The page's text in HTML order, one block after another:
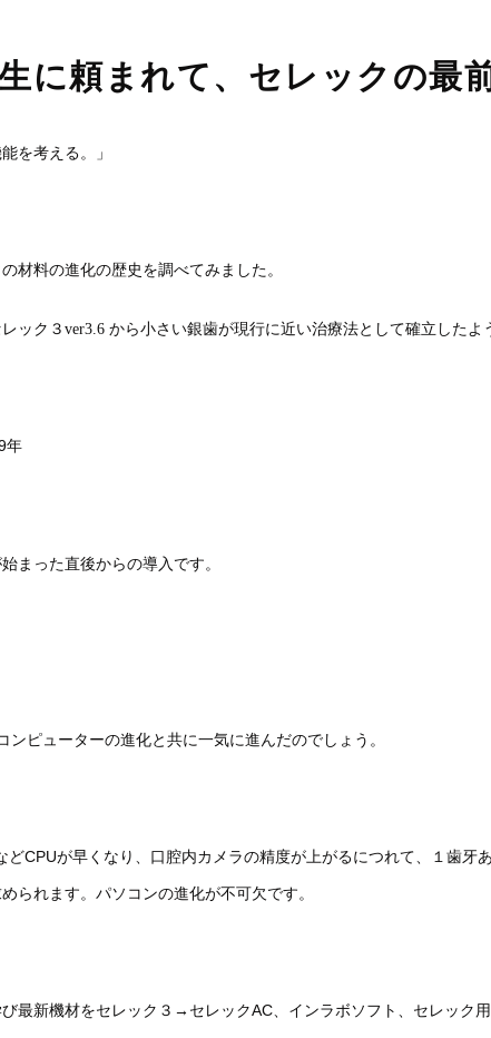
に頼まれて、セレックの最
を考える。」
材料の進化の歴史を調べてみました。
ック３ ver3.6 から小さい銀歯が現行に近い治療法として確立したよ
年
まった直後からの導入です。
ンピューターの進化と共に一気に進んだのでしょう。
どCPUが早くなり、口腔内カメラの精度が上がるにつれて、１歯牙
られます。パソコンの進化が不可欠です。
最新機材をセレック３→セレックAC、インラボソフト、セレック